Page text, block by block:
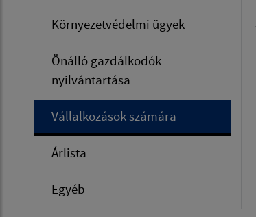
Környezetvédelmi ügyek
Önálló gazdálkodók
nyilvántartása
Vállalkozások számára
Árlista
Egyéb